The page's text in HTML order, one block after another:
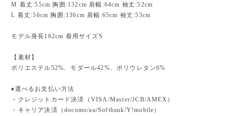
M 着丈:55cm 胸囲:132cm 肩幅:64cm 袖丈:52cm
L 着丈:56cm 胸囲:136cm 肩幅:65cm 袖丈:53cm
モデル身長162cm 着用サイズS
【素材】
ポリエステル52%、モダール42%、ポリウレタン6%
♦︎選べるお支払い方法
・クレジットカード決済（VISA/Master/JCB/AMEX）
・キャリア決済（docomo/au/Softbank/Y!mobile）